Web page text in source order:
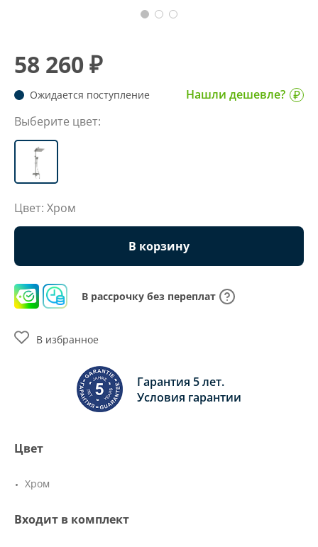
58 260 ₽
Ожидается поступление
Нашли дешевле?
Выберите цвет:
Цвет: Хром
В корзину
В рассрочку без переплат
Гарантия 5 лет.
Условия гарантии
В избранное
Цвет
Хром
Входит в комплект